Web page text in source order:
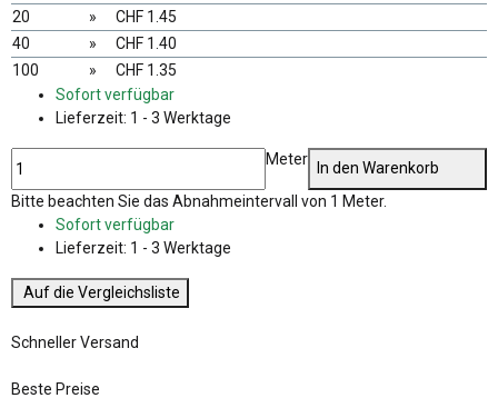
20
»
CHF 1.45
40
»
CHF 1.40
100
»
CHF 1.35
Sofort verfügbar
Lieferzeit: 1 - 3 Werktage
Meter
In den Warenkorb
xBitte beachten Sie das Abnahmeintervall von 1 Meter.
Sofort verfügbar
Lieferzeit: 1 - 3 Werktage
Auf die Vergleichsliste
Schneller Versand
Beste Preise